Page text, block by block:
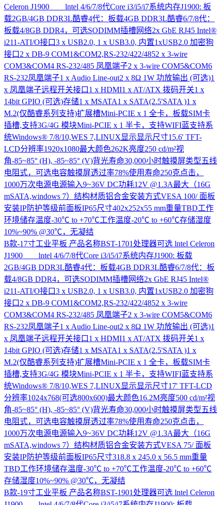
Celeron J1900 lntel 4/6/7/8代Core i3/i5/i7系统内存J1900: 板
载2GB/4GB DDR3L酷睿4代：板载4GB DDR3L酷睿6/7/8代：
板载4/8GB DDR4，可选SODIMM插槽网络2x GbE RJ45 Intel®
i211-ATI/O接口3 x USB2.0, 1 x USB3.0, 内置1xUSB2.0 加密狗
接口2 x DB-9 COM1&COM2,RS-232/422/4852 x 3-wire
COM3&COM4 RS-232/485 凤凰端子2 x 3-wire COM5&COM6
RS-232凤凰端子1 x Audio Line-out2 x 8Ω 1W 功放输出 (可选)1
x 凤凰端子远程开关接口1 x HDMI1 x AT/ATX 拨码开关1 x
14bit GPIO (可选)存储1 x MSATA1 x SATA(2.5'SATA )1 x
M.2(仅酷睿系列支持)扩展槽Mini-PCIE x 1 全卡，板载SIM卡
插槽,支持3G/4G 模块Mini-PCIE x 1 半卡，支持WIFI蓝支持系
统Windows® 7/8/10,WES 7,LINUX显示显示尺寸15.6' TFT-
LCD分辨率1920x1080最大颜色262K亮度250 cd/m²视
角-85~85° (H), -85~85° (V)背光寿命30,000小时触摸屏类型五线
电阻式，可选电容触摸屏透过率78%使用寿命250克点击，
1000万次电源电源输入9~36V DC功耗12V @1.3A最大（16G
mSATA,windows 7）结构材质铝合金安装方式VESA 100/ 面板
安装IP防护等级前面板IP65尺寸402x252x55 mm重量TBD工作
环境储存温度-30℃ to +70℃工作温度-20℃ to +60℃存储湿度
10%~90% @30℃，无凝结
B款-17寸工业平板 产品名称BST-1701处理器可选 lntel Celeron
J1900 lntel 4/6/7/8代Core i3/i5/i7系统内存J1900: 板载
2GB/4GB DDR3L酷睿4代：板载4GB DDR3L酷睿6/7/8代：板
载4/8GB DDR4，可选SODIMM插槽网络2x GbE RJ45 Intel®
i211-ATI/O接口3 x USB2.0, 1 x USB3.0, 内置1xUSB2.0 加密狗
接口2 x DB-9 COM1&COM2,RS-232/422/4852 x 3-wire
COM3&COM4 RS-232/485 凤凰端子2 x 3-wire COM5&COM6
RS-232凤凰端子1 x Audio Line-out2 x 8Ω 1W 功放输出 (可选)1
x 凤凰端子远程开关接口1 x HDMI1 x AT/ATX 拨码开关1 x
14bit GPIO (可选)存储1 x MSATA1 x SATA(2.5'SATA )1 x
M.2(仅酷睿系列支持)扩展槽Mini-PCIE x 1 全卡，板载SIM卡
插槽,支持3G/4G 模块Mini-PCIE x 1 半卡，支持WIFI蓝支持系
统Windows® 7/8/10,WES 7,LINUX显示显示尺寸17' TFT-LCD
分辨率1024x768(可选800x600)最大颜色16.2M亮度500 cd/m²视
角-85~85° (H), -85~85° (V)背光寿命30,000小时触摸屏类型五线
电阻式，可选电容触摸屏透过率78%使用寿命250克点击，
1000万次电源电源输入9~36V DC功耗12V @1.3A最大（16G
mSATA,windows 7）结构材质铝合金安装方式VESA 75/ 面板
安装IP防护等级前面板IP65尺寸318.8 x 245.0 x 56.5 mm重量
TBD工作环境储存温度-30℃ to +70℃工作温度-20℃ to +60℃
存储湿度10%~90% @30℃，无凝结
B款-19寸工业平板 产品名称BST-1901处理器可选 lntel Celeron